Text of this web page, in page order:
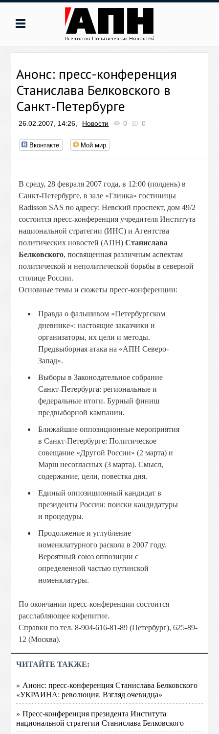
Анонс: пресс-конференция
Станислава Белковского в
Санкт-Петербурге
26.02.2007, 14:26, Новости 0 0
Вконтакте Мой мир
В среду, 28 февраля 2007 года, в 12:00 (полдень) в
Санкт-Петербурге, в зале «Глинка» гостиницы
Radisson SAS по адресу: Невский проспект, дом 49/2
состоится пресс-конференция учредителя Института
национальной стратегии (ИНС) и Агентства
политических новостей (АПН)Станислава
Белковского, посвященная различным аспектам
политической и неполитической борьбы в северной
столице России.
Основные темы и сюжеты пресс-конференции:
Правда о фальшивом «Петербургском
дневнике»: настоящие заказчики и
организаторы, их цели и методы.
Предвыборная атака на «АПН Северо-
Запад».
Выборы в Законодательное собрание
Санкт-Петербурга: региональные и
федеральные итоги. Бурный финиш
предвыборной кампании.
Ближайшие оппозиционные мероприятия
в Санкт-Петербурге: Политическое
совещание «Другой России» (2 марта) и
Марш несогласных (3 марта). Смысл,
содержание, цели, повестка дня.
Единый оппозиционный кандидат в
президенты России: поиски кандидатуры
и процедуры.
Продолжение и углубление
номенклатурного раскола в 2007 году.
Вероятный союз оппозиции с
определенной частью путинской
номенклатуры.
По окончании пресс-конференции состоится
расслабляющее кофепитие.
Справки по тел. 8-904-616-81-89 (Петербург), 625-89-
12 (Москва).
ЧИТАЙТЕ ТАКЖЕ:
» Анонс: пресс-конференция Станислава Белковского
«УКРАИНА: революция. Взгляд очевидца»
» Пресс-конференция президента Института
национальной стратегии Станислава Белковского